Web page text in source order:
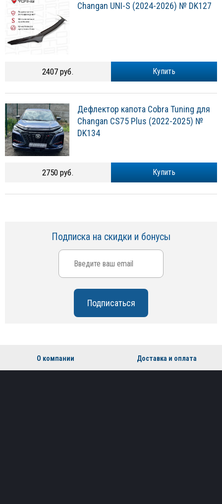
Changan UNI-S (2024-2026) № DK127
Купить
2407 руб.
Дефлектор капота Cobra Tuning для
Changan CS75 Plus (2022-2025) №
DK134
Купить
2750 руб.
Подписка на скидки и бонусы
О компании Доставка и оплата